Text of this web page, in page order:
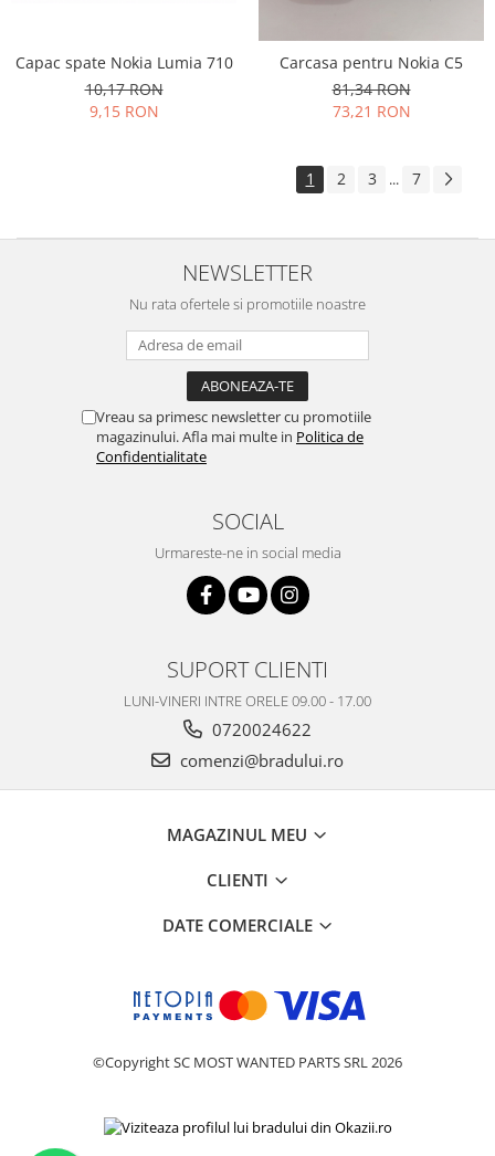
Capac spate Nokia Lumia 710
10,17 RON
9,15 RON
Carcasa pentru Nokia C5
81,34 RON
73,21 RON
1 2 3 ... 7
NEWSLETTER
Nu rata ofertele si promotiile noastre
Vreau sa primesc newsletter cu promotiile
magazinului. Afla mai multe in Politica de
Confidentialitate
SOCIAL
Urmareste-ne in social media
SUPORT CLIENTI
LUNI-VINERI INTRE ORELE 09.00 - 17.00
0720024622
comenzi@bradului.ro
MAGAZINUL MEU
CLIENTI
DATE COMERCIALE
©Copyright SC MOST WANTED PARTS SRL 2026